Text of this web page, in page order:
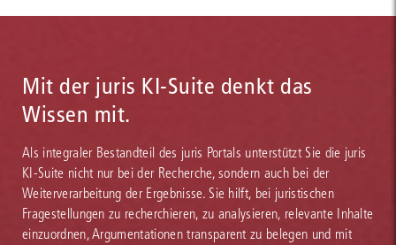
Mit der juris KI-Suite denkt das
Wissen mit.
Als integraler Bestandteil des juris Portals unterstützt Sie die juris
KI-Suite nicht nur bei der Recherche, sondern auch bei der
Weiterverarbeitung der Ergebnisse. Sie hilft, bei juristischen
Fragestellungen zu recherchieren, zu analysieren, relevante Inhalte
einzuordnen, Argumentationen transparent zu belegen und mit